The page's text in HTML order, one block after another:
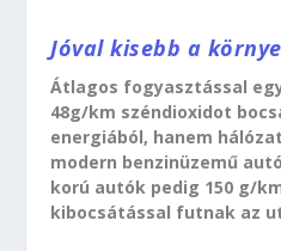
Jóval kisebb a
Átlagos fogyasztással
48g/km széndioxidot
energiából, hanem
modern benzinüzemű
korú autók pedig 150 g/
kibocsátással futnak az